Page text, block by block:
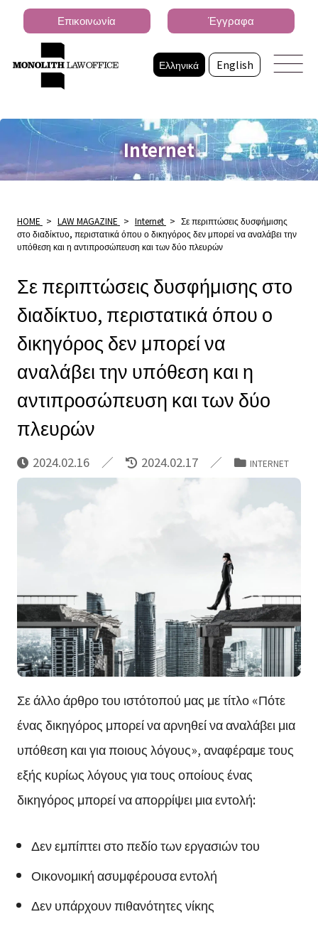
Ελληνικά English
Επικοινωνία Έγγραφα
Internet
HOME > LAW MAGAZINE > Internet > Σε περιπτώσεις δυσφήμισης
στο διαδίκτυο, περιστατικά όπου ο δικηγόρος δεν μπορεί να αναλάβει την
υπόθεση και η αντιπροσώπευση και των δύο πλευρών
Σε περιπτώσεις δυσφήμισης στο
διαδίκτυο, περιστατικά όπου ο
δικηγόρος δεν μπορεί να
αναλάβει την υπόθεση και η
αντιπροσώπευση και των δύο
πλευρών
2024.02.16 2024.02.17 INTERNET
Σε άλλο άρθρο του ιστότοπού μας με τίτλο «Πότε
ένας δικηγόρος μπορεί να αρνηθεί να αναλάβει μια
υπόθεση και για ποιους λόγους», αναφέραμε τους
εξής κυρίως λόγους για τους οποίους ένας
δικηγόρος μπορεί να απορρίψει μια εντολή:
Δεν εμπίπτει στο πεδίο των εργασιών του
Οικονομική ασυμφέρουσα εντολή
Δεν υπάρχουν πιθανότητες νίκης